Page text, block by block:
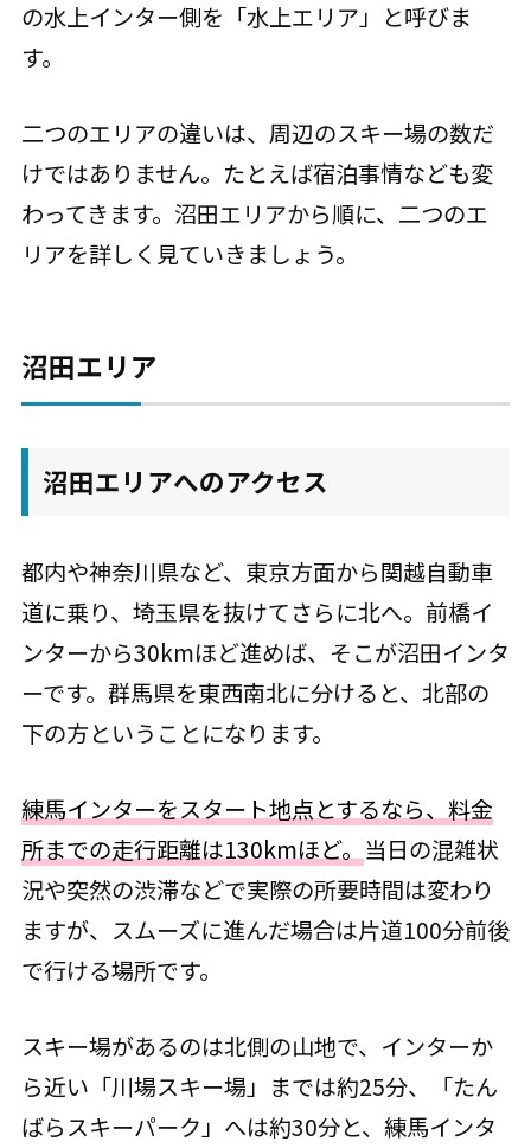
の水上インター側を「水上エリア」と呼びま
す。
二つのエリアの違いは、周辺のスキー場の数だ
けではありません。たとえば宿泊事情なども変
わってきます。沼田エリアから順に、二つのエ
リアを詳しく見ていきましょう。
沼田エリア
沼田エリアへのアクセス
都内や神奈川県など、東京方面から関越自動車
道に乗り、埼玉県を抜けてさらに北へ。前橋イ
ンターから30kmほど進めば、そこが沼田インタ
ーです。群馬県を東西南北に分けると、北部の
下の方ということになります。
練馬インターをスタート地点とするなら、料金
所までの走行距離は130kmほど。 当日の混雑状
況や突然の渋滞などで実際の所要時間は変わり
ますが、スムーズに進んだ場合は片道100分前後
で行ける場所です。
スキー場があるのは北側の山地で、インターか
ら近い「川場スキー場」までは約25分、「たん
ばらスキーパーク」へは約30分と、練馬インタ